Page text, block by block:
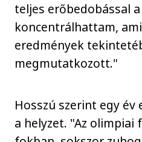
teljes erőbedobással
koncentrálhattam,
eredmények
megmutatkozott."
Hosszú szerint egy
a helyzet. "Az olimpiai